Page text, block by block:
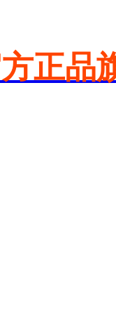
正品